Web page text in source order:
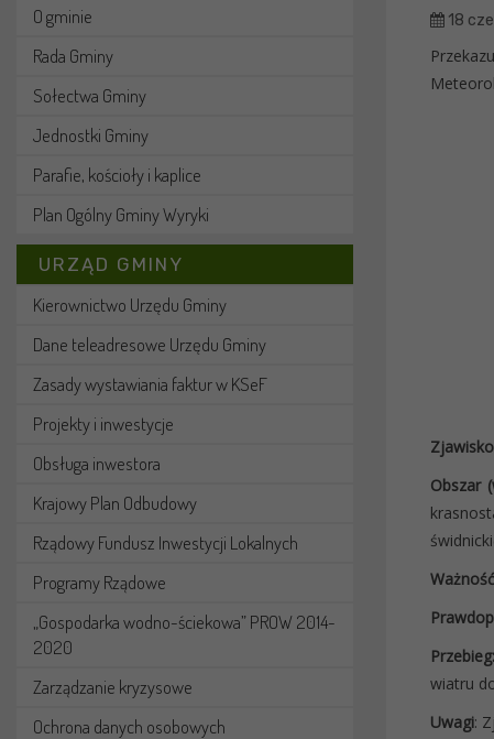
O gminie
Rada Gminy
Sołectwa Gminy
Jednostki Gminy
Parafie, kościoły i kaplice
Plan Ogólny Gminy Wyryki
URZĄD GMINY
Kierownictwo Urzędu Gminy
Dane teleadresowe Urzędu Gminy
Zasady wystawiania faktur w KSeF
Projekty i inwestycje
Obsługa inwestora
Krajowy Plan Odbudowy
Rządowy Fundusz Inwestycji Lokalnych
Programy Rządowe
„Gospodarka wodno-ściekowa” PROW 2014-
2020
Zarządzanie kryzysowe
Ochrona danych osobowych
18
Obszar
Przebieg:
wiatru
Uwagi: